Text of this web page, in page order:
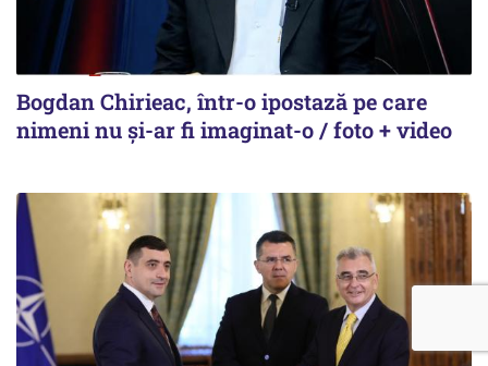
Bogdan Chirieac, într-o ipostază pe care
nimeni nu și-ar fi imaginat-o / foto + video